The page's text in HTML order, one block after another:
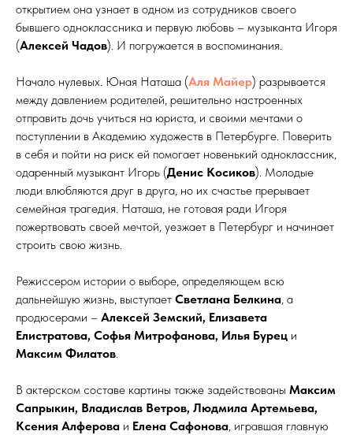
открытием она узнает в одном из сотрудников своего
бывшего одноклассника и первую любовь – музыканта Игоря
(Алексей Чадов). И погружается в воспоминания.
Начало нулевых. Юная Наташа (Аля Майер) разрывается
между давлением родителей, решительно настроенных
отправить дочь учиться на юриста, и своими мечтами о
поступлении в Академию художеств в Петербурге. Поверить
в себя и пойти на риск ей помогает новенький одноклассник,
одаренный музыкант Игорь (Денис Косиков). Молодые
люди влюбляются друг в друга, но их счастье прерывает
семейная трагедия. Наташа, не готовая ради Игоря
пожертвовать своей мечтой, уезжает в Петербург и начинает
строить свою жизнь.
Режиссером истории о выборе, определяющем всю
дальнейшую жизнь, выступает Светлана Белкина , а
продюсерами – Алексей Земский, Елизавета
Елистратова, Софья Митрофанова, Илья Бурец и
Максим Филатов
В актерском составе картины также задействованы Максим
Сапрыкин, Владислав Ветров, Людмила Артемьева,
Ксения Алферова и Елена Сафонова , игравшая главную